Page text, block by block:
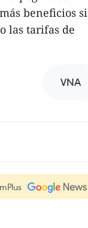
beneficios si
las tarifas de
VNA